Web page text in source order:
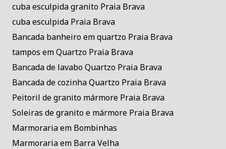
cuba esculpida granito Praia Brava
cuba esculpida Praia Brava
Bancada banheiro em quartzo Praia Brava
tampos em Quartzo Praia Brava
Bancada de lavabo Quartzo Praia Brava
Bancada de cozinha Quartzo Praia Brava
Peitoril de granito mármore Praia Brava
Soleiras de granito e mármore Praia Brava
Marmoraria em Bombinhas
Marmoraria em Barra Velha